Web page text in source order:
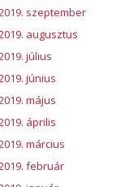
szeptember
augusztus
július
június
május
április
március
február